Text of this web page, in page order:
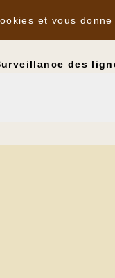
des
et vous